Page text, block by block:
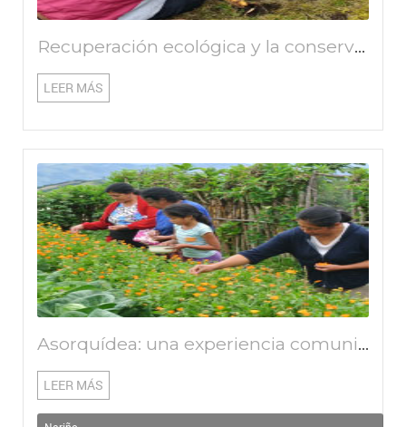
Recuperación ecológica y la conservación de las Quebradas Cubiján y Piquisiqui, como una alternativa para mitigar los efectos del cambio climático"
LEER MÁS
Asorquídea: una experiencia comunitaria de bienvivir para conservar el bosque y conservar el agua
LEER MÁS